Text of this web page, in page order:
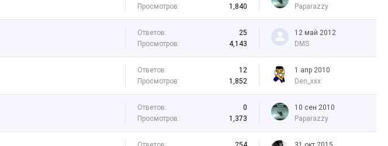
Просмотров:
1,840
Paparazzy
Ответов:
25
Просмотров:
4,143
12 май 2012
DMS
Ответов:
12
Просмотров:
1,852
1 апр 2010
Den_xxx
Ответов:
0
Просмотров:
1,373
10 сен 2010
Paparazzy